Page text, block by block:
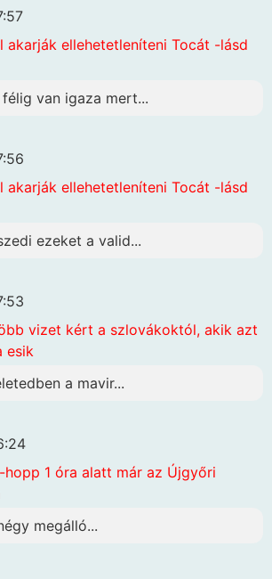
akarják ellehetetleníteni Tocát -lásd
van igaza mert...
akarják ellehetetleníteni Tocát -lásd
ezeket a valid...
vizet kért a szlovákoktól, akik azt
esik
a mavir...
1 óra alatt már az Újgyőri
megálló...